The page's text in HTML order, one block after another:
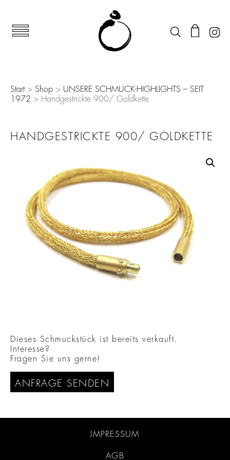
Start> Shop > UNSERE SCHMUCK-HIGHLIGHTS – SEIT
1972 > Handgestrickte 900/ Goldkette
HANDGESTRICKTE 900/ GOLDKETTE
Dieses Schmuckstück ist bereits verkauft.
Interesse?
Fragen Sie uns gerne!
ANFRAGE SENDEN
IMPRESSUM
AGB